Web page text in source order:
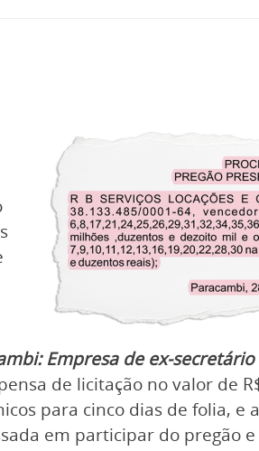
Empresa de ex-
de licitação no valor de
para cinco dias de folia, e
em participar do pregão